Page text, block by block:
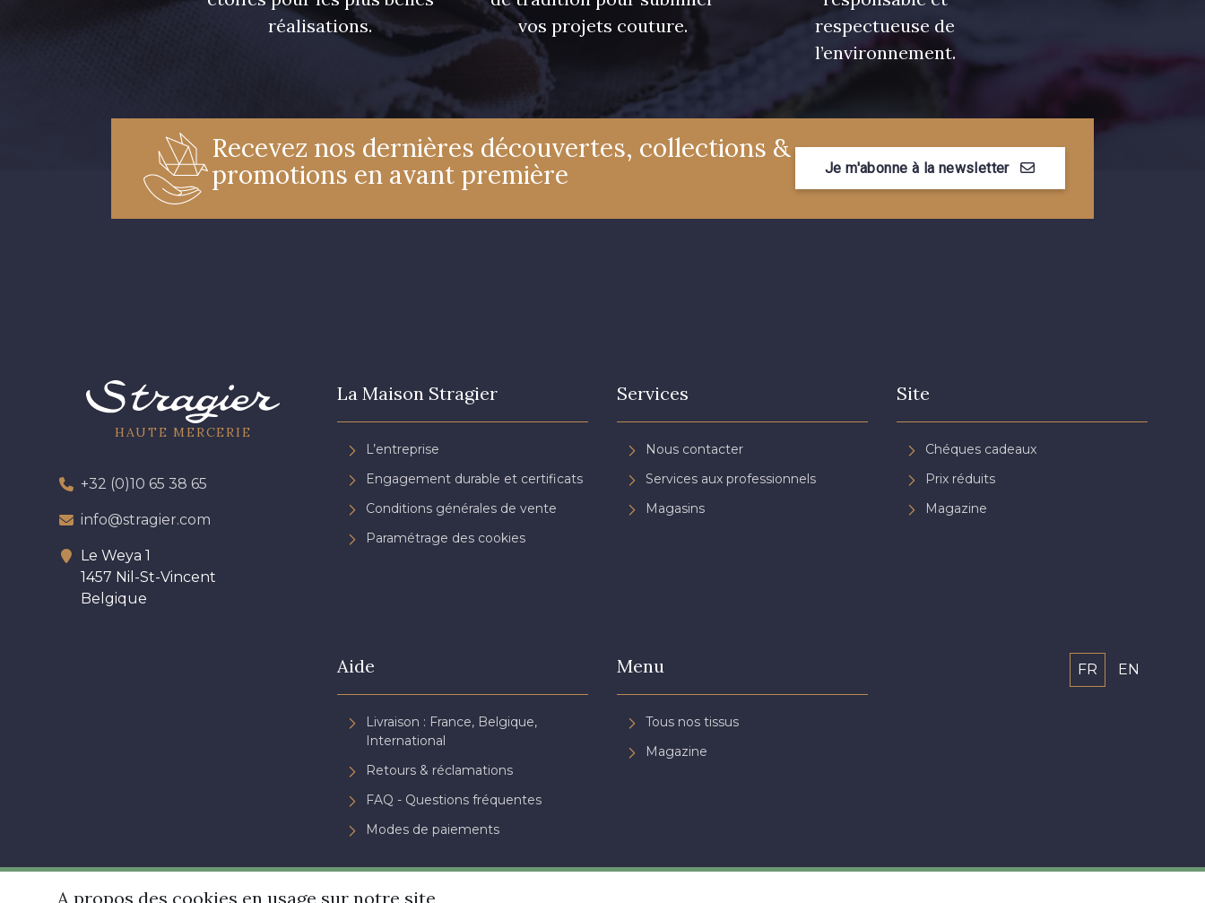
réalisations.
vos projets couture.
respectueuse de
l’environnement.
Recevez nos dernières découvertes, collections &
promotions en avant première
Je m'abonne à la newsletter
HAUTE MERCERIE
+32 (0)10 65 38 65
info@stragier.com
Le Weya 1
1457 Nil-St-Vincent
Belgique
La Maison Stragier
L’entreprise
Engagement durable et certificats
Conditions générales de vente
Paramétrage des cookies
Services
Nous contacter
Services aux professionnels
Magasins
Site
Chéques cadeaux
Prix réduits
Magazine
Aide
Livraison : France, Belgique,
International
Retours & réclamations
FAQ - Questions fréquentes
Modes de paiements
Menu
Tous nos tissus
Magazine
FR EN
A propos des cookies en usage sur notre site